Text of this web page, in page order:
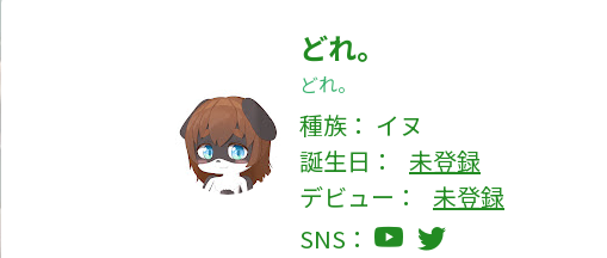
どれ。
どれ。
種族： イヌ
誕生日：
未登録
デビュー：
未登録
SNS：